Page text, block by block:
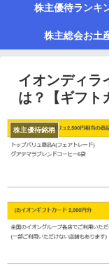
株主優待ランキ
株主総会お土
イオンディラ
は？【ギフト
株主優待銘柄